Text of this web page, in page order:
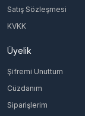
Satış Sözleşmesi
KVKK
Üyelik
Şifremi Unuttum
Cüzdanım
Siparişlerim